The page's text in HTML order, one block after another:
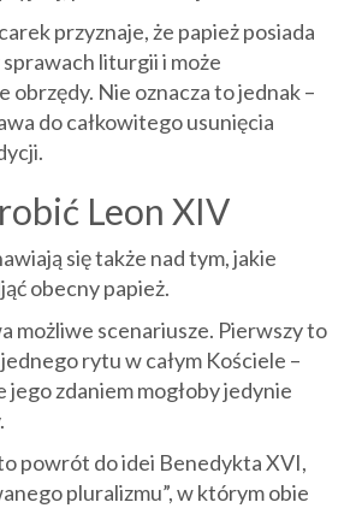
przyznaje, że papież posiada
sprawach liturgii i może
obrzędy. Nie oznacza to jednak –
do całkowitego usunięcia
Leon XIV
się także nad tym, jakie
obecny papież.
możliwe scenariusze. Pierwszy to
rytu w całym Kościele –
zdaniem mogłoby jedynie
powrót do idei Benedykta XVI,
pluralizmu”, w którym obie